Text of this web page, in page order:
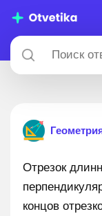
Отрезок
концов